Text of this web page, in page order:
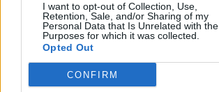
I want to opt-out of Collection, Use,
Retention, Sale, and/or Sharing of my
Personal Data that Is Unrelated with the
Purposes for which it was collected.
Opted Out
CONFIRM